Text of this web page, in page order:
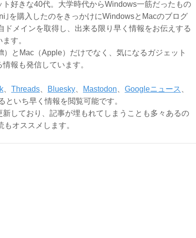
好きな40代。大学時代からWindows一筋だったもの
｣を購入したのをきっかけにWindowsとMacのブログ
ドメインを取得し、出来る限り早く情報をお伝えする
す。
とMac（Apple）だけでなく、気になるガジェット
報も発信しています。
Threads Bluesky Mastodon Googleニュース
といち早く情報を閲覧可能です。
新しており、記事が埋もれてしまうことも多々あるの
オススメします。